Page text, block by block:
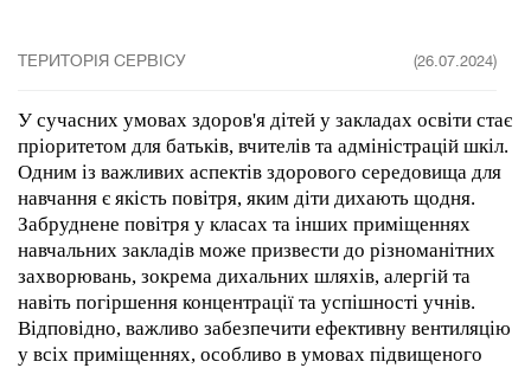
ТЕРИТОРІЯ СЕРВІСУ (26.07.2024)
У сучасних умовах здоров'я дітей у закладах освіти стає
пріоритетом для батьків, вчителів та адміністрацій шкіл.
Одним із важливих аспектів здорового середовища для
навчання є якість повітря, яким діти дихають щодня.
Забруднене повітря у класах та інших приміщеннях
навчальних закладів може призвести до різноманітних
захворювань, зокрема дихальних шляхів, алергій та
навіть погіршення концентрації та успішності учнів.
Відповідно, важливо забезпечити ефективну вентиляцію
у всіх приміщеннях, особливо в умовах підвищеного